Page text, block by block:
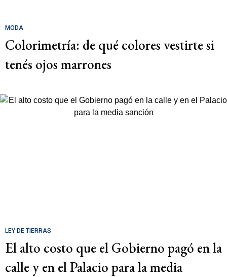
MODA
Colorimetría: de qué colores vestirte si
tenés ojos marrones
LEY DE TIERRAS
El alto costo que el Gobierno pagó en la
calle y en el Palacio para la media